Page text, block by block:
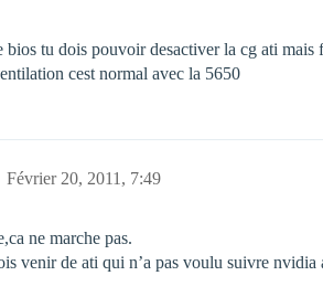
bios tu dois pouvoir desactiver la cg ati
cest normal avec la 5650
Février 20, 2011, 7:49
ne marche pas.
venir de ati qui n’a pas voulu suivre